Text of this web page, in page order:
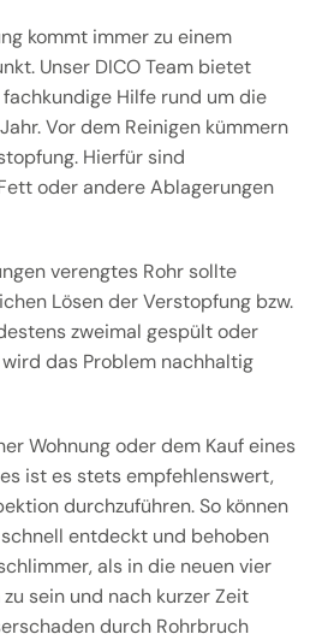
kommt immer zu einem
Unser DICO Team bietet
Hilfe rund um die
Vor dem Reinigen kümmern
Hierfür sind
oder andere Ablagerungen
verengtes Rohr sollte
Lösen der Verstopfung bzw.
zweimal gespült oder
das Problem nachhaltig
Wohnung oder dem Kauf eines
ist es stets empfehlenswert,
durchzuführen. So können
entdeckt und behoben
als in die neuen vier
sein und nach kurzer Zeit
durch Rohrbruch